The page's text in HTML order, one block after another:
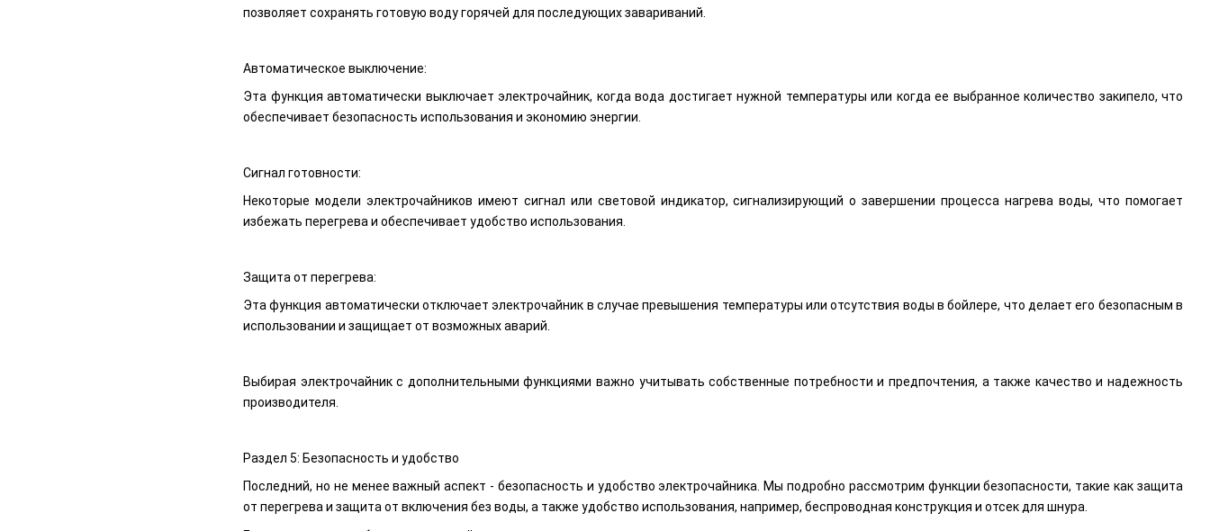
позволяет сохранять готовую воду горячей для последующих завариваний.
Автоматическое выключение:
Эта функция автоматически выключает электрочайник, когда вода достигает нужной температуры или когда ее выбранное количество закипело, что
обеспечивает безопасность использования и экономию энергии.
Сигнал готовности:
Некоторые модели электрочайников имеют сигнал или световой индикатор, сигнализирующий о завершении процесса нагрева воды, что помогает
избежать перегрева и обеспечивает удобство использования.
Защита от перегрева:
Эта функция автоматически отключает электрочайник в случае превышения температуры или отсутствия воды в бойлере, что делает его безопасным в
использовании и защищает от возможных аварий.
Выбирая электрочайник с дополнительными функциями важно учитывать собственные потребности и предпочтения, а также качество и надежность
производителя.
Раздел 5: Безопасность и удобство
Последний, но не менее важный аспект - безопасность и удобство электрочайника. Мы подробно рассмотрим функции безопасности, такие как защита
от перегрева и защита от включения без воды, а также удобство использования, например, беспроводная конструкция и отсек для шнура.